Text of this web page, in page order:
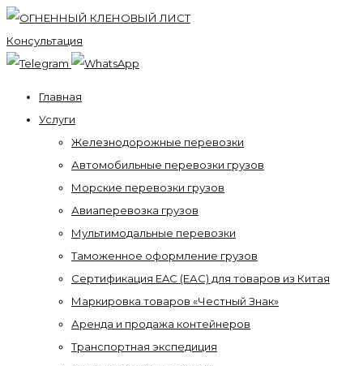
Консультация
Главная
Услуги
Железнодорожные перевозки
Автомобильные перевозки грузов
Морские перевозки грузов
Авиаперевозка грузов
Мультимодальные перевозки
Таможенное оформление грузов
Сертификация EAC (ЕАС) для товаров из Китая
Маркировка товаров «Честный Знак»
Аренда и продажа контейнеров
Транспортная экспедиция